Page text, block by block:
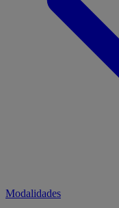
Modalidades